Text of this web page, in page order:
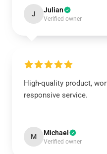
J Julian
Verified owner
High-quality product,
responsive service.
M Michael
Verified owner